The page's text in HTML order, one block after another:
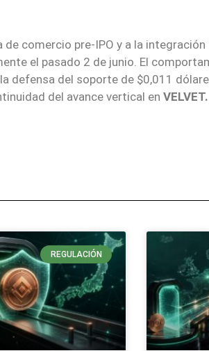
comercio pre-IPO y a la
el pasado 2 de junio. El
defensa del soporte de $0,011
del avance vertical en VELVET.
REGULACIÓN